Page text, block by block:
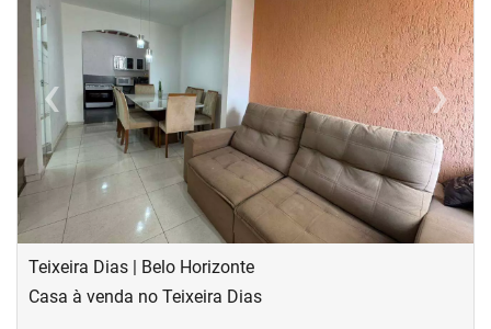
‹Previous ›Next
Teixeira Dias | Belo Horizonte
Casa à venda no Teixeira Dias